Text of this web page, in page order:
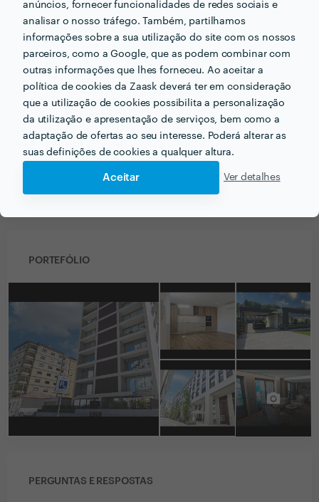
anúncios, fornecer funcionalidades de redes sociais e
analisar o nosso tráfego. Também, partilhamos
informações sobre a sua utilização do site com os nossos
parceiros, como a Google, que as podem combinar com
outras informações que lhes forneceu. Ao aceitar a
política de cookies da Zaask deverá ter em consideração
que a utilização de cookies possibilita a personalização
da utilização e apresentação de serviços, bem como a
adaptação de ofertas ao seu interesse. Poderá alterar as
suas definições de cookies a qualquer altura.
Aceitar Ver detalhes
1 Jul 2022
O Lucas da Condes Box é um excelente profissional,
tirou as fotos de minha casa com muita qualidade e
tirou minhas dúvidas sobre esse mundo, gostei
Resposta de CONDES BOX 2 Jul 2022
Muito obrigado pela review, Izzy! Tenho uma
vasta experiência com fotografia imobiliária
PORTEFÓLIO
PERGUNTAS E RESPOSTAS